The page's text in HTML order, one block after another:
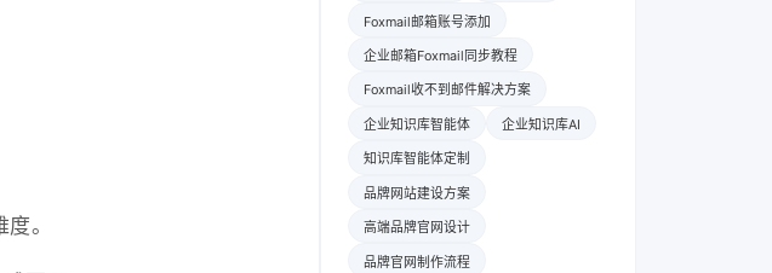
。
Foxmail邮箱账号添加
企业邮箱Foxmail同步教程
Foxmail收不到邮件解决方案
企业知识库智能体 企业知识库AI
知识库智能体定制
品牌网站建设方案
高端品牌官网设计
品牌官网制作流程